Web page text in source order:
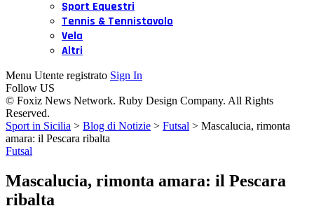
Sport Equestri
Tennis & Tennistavolo
Vela
Altri
Menu Utente registrato Sign In
Follow US
© Foxiz News Network. Ruby Design Company. All Rights
Reserved.
Sport in Sicilia > Blog di Notizie > Futsal > Mascalucia, rimonta
amara: il Pescara ribalta
Futsal
Mascalucia, rimonta amara: il Pescara
ribalta